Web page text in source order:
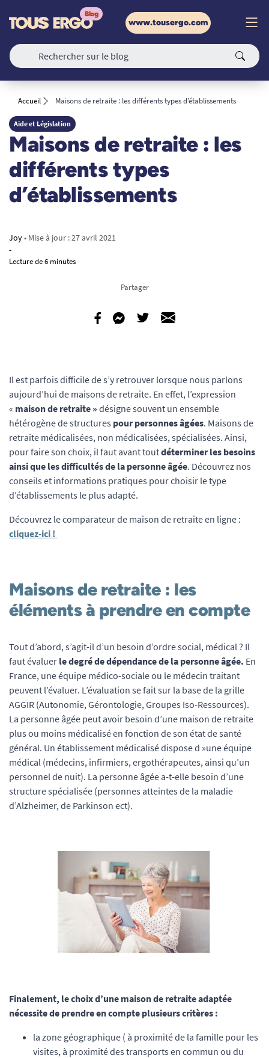
www.tousergo.com
Accueil Maisons de retraite : les différents types d’établissements
Aide et Législation
Maisons de retraite : les
différents types
d’établissements
Joy• Mise à jour :27 avril 2021
-
Lecture de 6 minutes
Partager
Il est parfois difficile de s’y retrouver lorsque nous parlons
aujourd’hui de maisons de retraite. En effet, l’expression
« maison de retraite » désigne souvent un ensemble
hétérogène de structures pour personnes âgées. Maisons de
retraite médicalisées, non médicalisées, spécialisées. Ainsi,
pour faire son choix, il faut avant toutdéterminer les besoins
ainsi que les difficultés de la personne âgée. Découvrez nos
conseils et informations pratiques pour choisir le type
d’établissements le plus adapté.
Découvrez le comparateur de maison de retraite en ligne :
cliquez-ici !
Maisons de retraite : les
éléments à prendre en compte
Tout d’abord, s’agit-il d’un besoin d’ordre social, médical ? Il
faut évaluer le degré de dépendance de la personne âgée. En
France, une équipe médico-sociale ou le médecin traitant
peuvent l’évaluer. L’évaluation se fait sur la base de la grille
AGGIR (Autonomie, Gérontologie, Groupes Iso-Ressources).
La personne âgée peut avoir besoin d’une maison de retraite
plus ou moins médicalisé en fonction de son état de santé
général. Un établissement médicalisé dispose d »une équipe
médical (médecins, infirmiers, ergothérapeutes, ainsi qu’un
personnel de nuit). La personne âgée a-t-elle besoin d’une
structure spécialisée (personnes atteintes de la maladie
d’Alzheimer, de Parkinson ect).
Finalement, le choix d’une maison de retraite adaptée
nécessite de prendre en compte plusieurs critères :
la zone géographique ( à proximité de la famille pour les
visites, à proximité des transports en commun ou du